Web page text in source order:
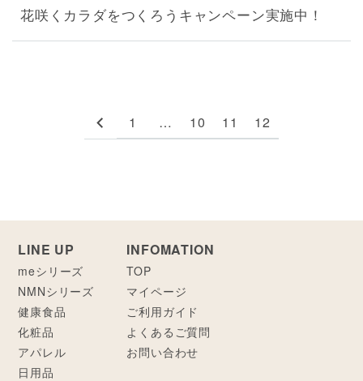
花咲くカラダをつくろうキャンペーン実施中！
1 … 10 11 12
LINE UP
meシリーズ
NMNシリーズ
健康食品
化粧品
アパレル
日用品
INFOMATION
TOP
マイページ
ご利用ガイド
よくあるご質問
お問い合わせ